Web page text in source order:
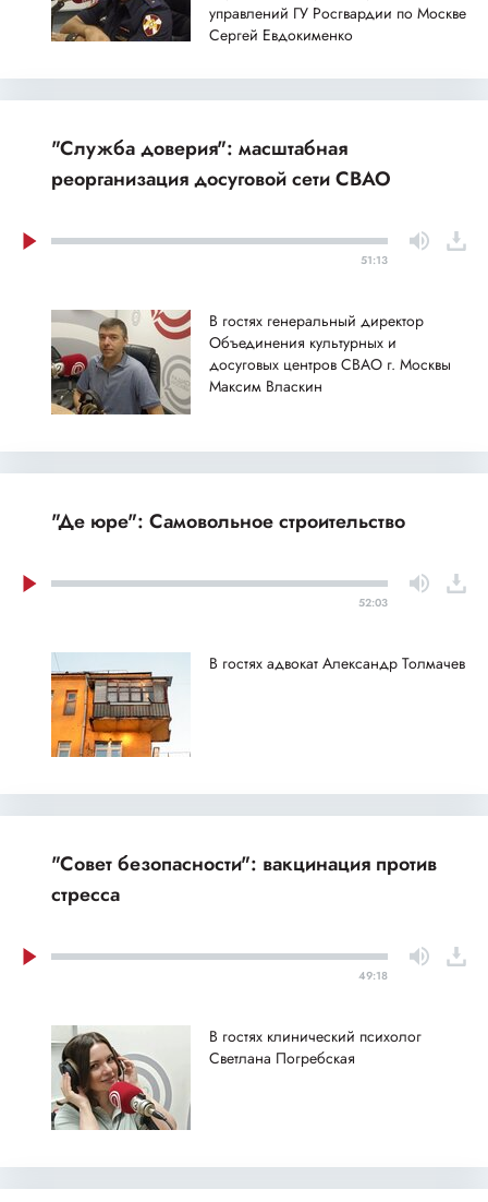
управлений ГУ Росгвардии по Москве
Сергей Евдокименко
"Служба доверия": масштабная
реорганизация досуговой сети СВАО
51:13
В гостях генеральный директор
Объединения культурных и
досуговых центров СВАО г. Москвы
Максим Власкин
"Де юре": Самовольное строительство
52:03
В гостях адвокат Александр Толмачев
"Совет безопасности": вакцинация против
стресса
49:18
В гостях клинический психолог
Светлана Погребская